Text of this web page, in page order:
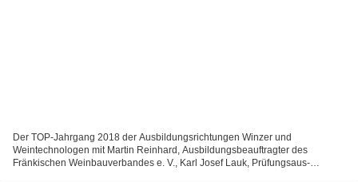
Der TOP-Jahrgang 2018 der Ausbildungsrichtungen Winzer und
Weintechnologen mit Martin Reinhard, Ausbildungsbeauftragter des
Fränkischen Weinbauverbandes e. V., Karl Josef Lauk, Prüfungsaus-